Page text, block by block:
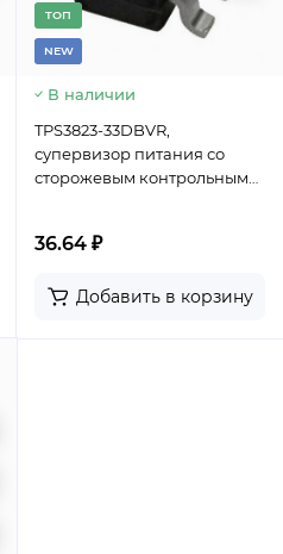
TОП
NEW
В наличии
TPS3823-33DBVR,
супервизор питания со
сторожевым контрольным
канал, корпус SOT-23-5
36.64 ₽
Добавить в корзину